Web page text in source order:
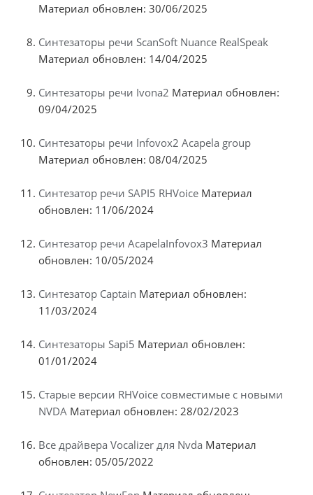
Материал обновлен: 30/06/2025
Синтезаторы речи ScanSoft Nuance RealSpeak
Материал обновлен: 14/04/2025
Синтезаторы речи Ivona2 Материал обновлен:
09/04/2025
Синтезаторы речи Infovox2 Acapela group
Материал обновлен: 08/04/2025
Синтезатор речи SAPI5 RHVoice Материал
обновлен: 11/06/2024
Синтезатор речи AcapelaInfovox3 Материал
обновлен: 10/05/2024
Синтезатор Captain Материал обновлен:
11/03/2024
Синтезаторы Sapi5 Материал обновлен:
01/01/2024
Старые версии RHVoice совместимые с новыми
NVDA Материал обновлен: 28/02/2023
Все драйвера Vocalizer для Nvda Материал
обновлен: 05/05/2022